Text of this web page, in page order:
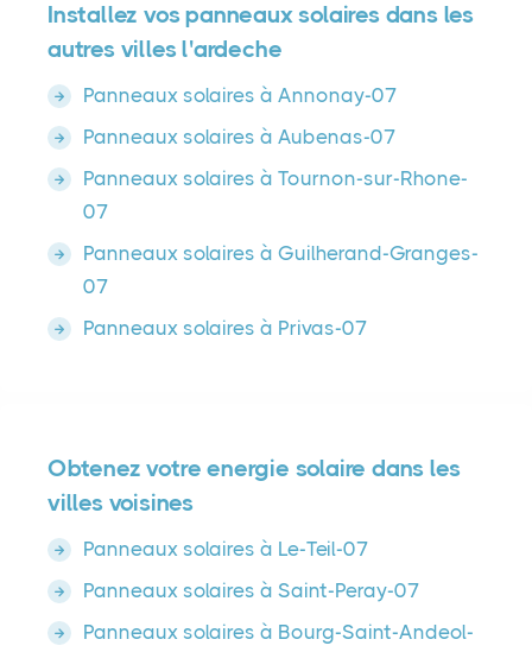
Installez vos panneaux solaires dans les
autres villes l'ardeche
Panneaux solaires à Annonay-07
Panneaux solaires à Aubenas-07
Panneaux solaires à Tournon-sur-Rhone-
07
Panneaux solaires à Guilherand-Granges-
07
Panneaux solaires à Privas-07
Obtenez votre energie solaire dans les
villes voisines
Panneaux solaires à Le-Teil-07
Panneaux solaires à Saint-Peray-07
Panneaux solaires à Bourg-Saint-Andeol-